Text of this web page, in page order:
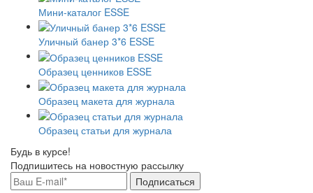
Мини-каталог ESSE
Уличный банер 3*6 ESSE
Образец ценников ESSE
Образец макета для журнала
Образец статьи для журнала
Будь в курсе!
Подпишитесь на новостную рассылку
Подписаться